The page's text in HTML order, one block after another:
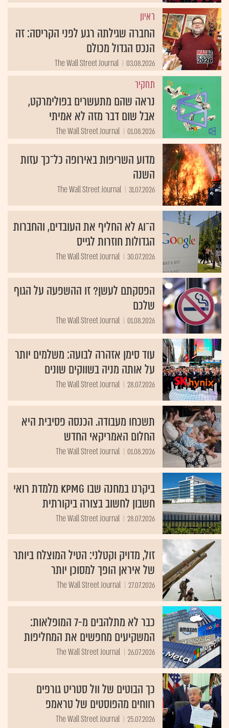
ראיון
החברה שגילתה רגע לפני הקריסה: זה
הנכס הגדול מכולם
03.08.2026
The Wall Street Journal
תחקיר
נראה שהם מתעשרים בפולימרקט,
אבל שום דבר מזה לא אמיתי
01.08.2026
The Wall Street Journal
מדוע השריפות באירופה כל־כך עזות
השנה
31.07.2026
The Wall Street Journal
ה־AI לא החליף את העובדים, והחברות
הגדולות חוזרות לגייס
30.07.2026
The Wall Street Journal
הפסקתם לעשן? זו ההשפעה על הגוף
שלכם
01.08.2026
The Wall Street Journal
עוד סימן אזהרה לבועה: משלמים יותר
על אותה מניה בשווקים שונים
28.07.2026
The Wall Street Journal
תשכחו מעבודה. הכנסה פסיבית היא
החלום האמריקאי החדש
01.08.2026
The Wall Street Journal
ביקרנו במחנה שבו KPMG מלמדת רואי
חשבון לחשוב בצורה ביקורתית
28.07.2026
The Wall Street Journal
זול, מדויק וקטלני: הטיל המוצלח ביותר
של איראן הופך למסוכן יותר
27.07.2026
The Wall Street Journal
כבר לא מתלהבים מ-7 המופלאות:
המשקיעים מחפשים את המחליפות
26.07.2026
The Wall Street Journal
כך הבוטים של וול סטריט גורפים
רווחים מהפוסטים של טראמפ
25.07.2026
The Wall Street Journal